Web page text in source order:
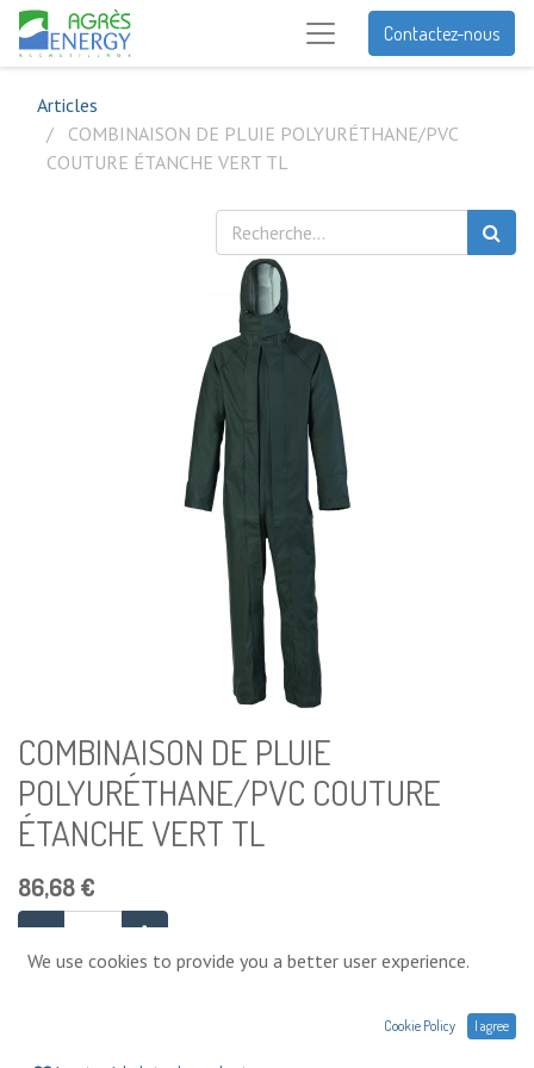
Contactez-nous
Articles
COMBINAISON DE PLUIE POLYURÉTHANE/PVC
COUTURE ÉTANCHE VERT TL
COMBINAISON DE PLUIE
POLYURÉTHANE/PVC COUTURE
ÉTANCHE VERT TL
86,68€
We use cookies to provide you a better user experience.
Cookie Policy I agree